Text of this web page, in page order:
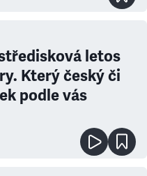
letos
Který český či
podle vás